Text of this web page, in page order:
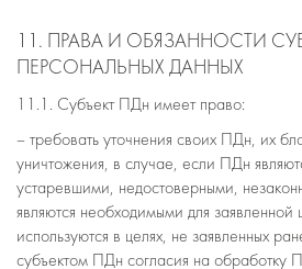
11. ПРАВА И ОБЯЗАННОСТИ
ПЕРСОНАЛЬНЫХ ДАННЫХ
11.1. Субъект ПДн имеет право:
– требовать уточнения своих ПДн, их
уничтожения, в случае, если ПДн
устаревшими, недостоверными,
являются необходимыми для заявленной
используются в целях, не заявленных
субъектом ПДн согласия на обработку